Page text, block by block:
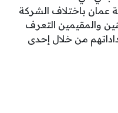
عمان باختلاف الشركة
والمقيمين التعرف
من خلال إحدى